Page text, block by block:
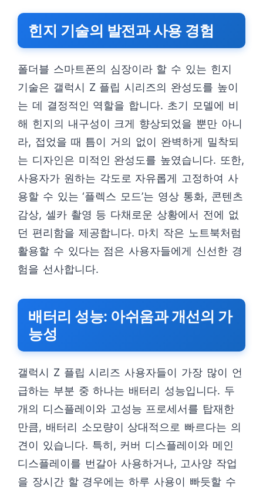
힌지 기술의 발전과 사용 경험
폴더블 스마트폰의 심장이라 할 수 있는 힌지
기술은 갤럭시 Z 플립 시리즈의 완성도를 높이
는 데 결정적인 역할을 합니다. 초기 모델에 비
해 힌지의 내구성이 크게 향상되었을 뿐만 아니
라, 접었을 때 틈이 거의 없이 완벽하게 밀착되
는 디자인은 미적인 완성도를 높였습니다. 또한,
사용자가 원하는 각도로 자유롭게 고정하여 사
용할 수 있는 ‘플렉스 모드’는 영상 통화, 콘텐츠
감상, 셀카 촬영 등 다채로운 상황에서 전에 없
던 편리함을 제공합니다. 마치 작은 노트북처럼
활용할 수 있다는 점은 사용자들에게 신선한 경
험을 선사합니다.
배터리 성능: 아쉬움과 개선의 가
능성
갤럭시 Z 플립 시리즈 사용자들이 가장 많이 언
급하는 부분 중 하나는 배터리 성능입니다. 두
개의 디스플레이와 고성능 프로세서를 탑재한
만큼, 배터리 소모량이 상대적으로 빠르다는 의
견이 있습니다. 특히, 커버 디스플레이와 메인
디스플레이를 번갈아 사용하거나, 고사양 작업
을 장시간 할 경우에는 하루 사용이 빠듯할 수